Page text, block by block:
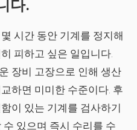
다.
시간 동안 기계를 정지해
피하고 싶은 일입니다.
장비 고장으로 인해 생산
하면 미미한 수준이다. 후
이 있는 기계를 검사하기
있으며 즉시 수리를 수